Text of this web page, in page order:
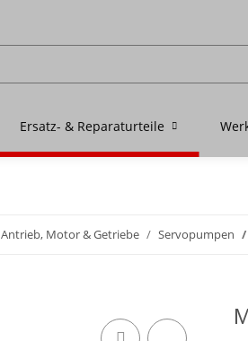
Ersatz- & Reparaturteile
Antrieb, Motor & Getriebe Servopumpen